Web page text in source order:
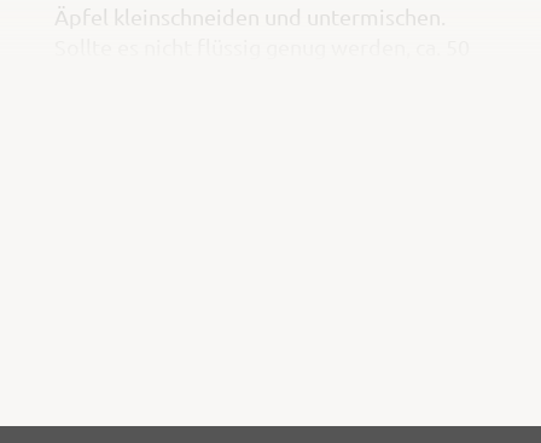
Äpfel kleinschneiden und untermischen.